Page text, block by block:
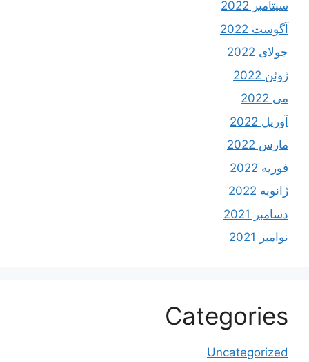
سپتامبر 2022
آگوست 2022
جولای 2022
ژوئن 2022
می 2022
آوریل 2022
مارس 2022
فوریه 2022
ژانویه 2022
دسامبر 2021
نوامبر 2021
Categories
Uncategorized